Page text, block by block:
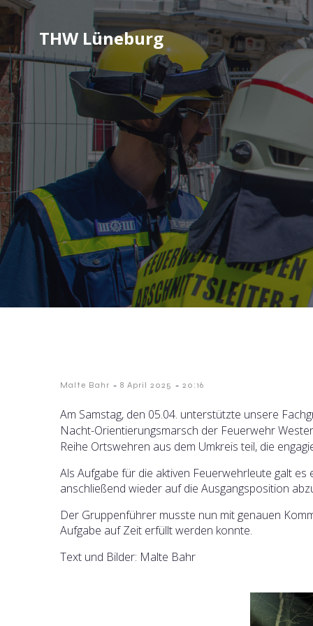
THW Lüneburg
Malte Bahr - 8 April 2025 - 20:16
Am Samstag, den 05.04. unterstützte unsere
Nacht-Orientierungsmarsch der Feuerwehr
Reihe Ortswehren aus dem Umkreis teil, die
Als Aufgabe für die aktiven Feuerwehrleute galt
anschließend wieder auf die Ausgangsposition
Der Gruppenführer musste nun mit genauen
Aufgabe auf Zeit erfüllt werden konnte.
Text und Bilder: Malte Bahr